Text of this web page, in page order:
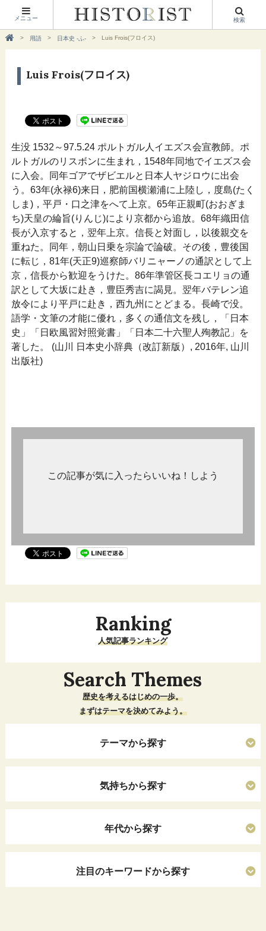
メニュー 検索
用語 日本史 -ふ- Luis Frois(フロイス)
Luis Frois(フロイス)
生没 1532～97.5.24 ポルトガル人イエズス会宣教師。ポ
ルトガルのリスボンに生まれ，1548年同地でイエズス会
に入会。同年ゴアでザビエルと日本人ヤジロウに出会
う。63年(永禄6)来日，肥前国横瀬浦に上陸し，度島(たく
しま)，平戸・口之津をへて上京。65年正親町(おおぎま
ち)天皇の綸旨(りんじ)により京都から追放。68年織田信
長が入京すると，翌年上京。信長と対面し，以後親交を
重ねた。同年，朝山日乗を宗論で論破。その後，豊後国
に転じ，81年(天正9)巡察師バリニャーノの通訳として上
京，信長から歓迎をうけた。86年準管区長コエリョの通
訳として大坂に赴き，豊臣秀吉に謁見。翌年バテレン追
放令により平戸に赴き，西九州にとどまる。長崎で没。
語学・文筆の才能に優れ，多くの通信文を残し，「日本
史」「日欧風習対照覚書」「日本二十六聖人殉教記」を
著した。 (山川 日本史小辞典（改訂新版）, 2016年, 山川
出版社)
この記事が気に入ったらいいね！しよう
Ranking
人気記事ランキング
Search Themes
歴史を考えるはじめの一歩。
まずはテーマを決めてみよう。
テーマから探す
気持ちから探す
年代から探す
注目のキーワードから探す